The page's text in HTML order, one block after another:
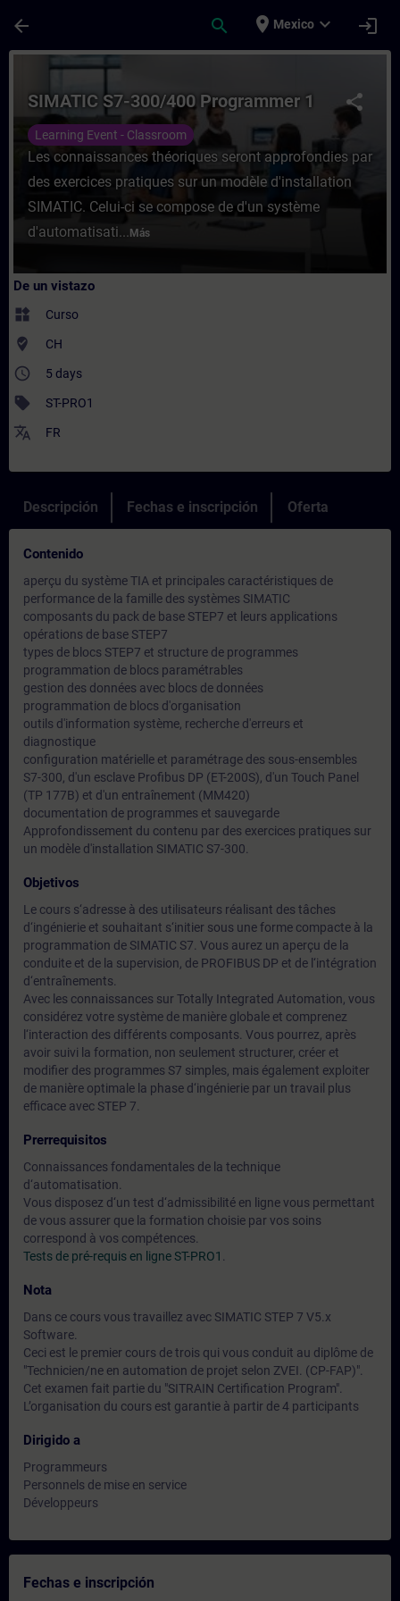
arrow_back search place Mexico expand_more login
Curso - SIMATIC S7-300/400
share
SIMATIC S7-300/400 Programmer 1
Learning Event - Classroom
Les connaissances théoriques seront approfondies par
des exercices pratiques sur un modèle d'installation
SIMATIC. Celui-ci se compose de d'un système
d'automatisati... Más
De un vistazo
widgets Curso
where_to_vote CH
access_time 5 days
sell ST-PRO1
translate FR
Descripción Fechas e inscripción Oferta
Contenido
aperçu du système TIA et principales caractéristiques de
performance de la famille des systèmes SIMATIC
composants du pack de base STEP7 et leurs applications
opérations de base STEP7
types de blocs STEP7 et structure de programmes
programmation de blocs paramétrables
gestion des données avec blocs de données
programmation de blocs d'organisation
outils d'information système, recherche d'erreurs et
diagnostique
configuration matérielle et paramétrage des sous-ensembles
S7-300, d'un esclave Profibus DP (ET-200S), d'un Touch Panel
(TP 177B) et d'un entraînement (MM420)
documentation de programmes et sauvegarde
Approfondissement du contenu par des exercices pratiques sur
un modèle d'installation SIMATIC S7-300.
Objetivos
Le cours s‘adresse à des utilisateurs réalisant des tâches
d‘ingénierie et souhaitant s‘initier sous une forme compacte à la
programmation de SIMATIC S7. Vous aurez un aperçu de la
conduite et de la supervision, de PROFIBUS DP et de l‘intégration
d‘entraînements.
Avec les connaissances sur Totally Integrated Automation, vous
considérez votre système de manière globale et comprenez
l‘interaction des différents composants. Vous pourrez, après
avoir suivi la formation, non seulement structurer, créer et
modifier des programmes S7 simples, mais également exploiter
de manière optimale la phase d‘ingénierie par un travail plus
efficace avec STEP 7.
Prerrequisitos
Connaissances fondamentales de la technique
d‘automatisation.
Vous disposez d‘un test d‘admissibilité en ligne vous permettant
de vous assurer que la formation choisie par vos soins
correspond à vos compétences.
Tests de pré-requis en ligne ST-PRO1
Nota
Dans ce cours vous travaillez avec SIMATIC STEP 7 V5.x
Software.
Ceci est le premier cours de trois qui vous conduit au diplôme de
"Technicien/ne en automation de projet selon ZVEI. (CP-FAP)".
Cet examen fait partie du "SITRAIN Certification Program".
L’organisation du cours est garantie à partir de 4 participants
Dirigido a
Programmeurs
Personnels de mise en service
Développeurs
Fechas e inscripción